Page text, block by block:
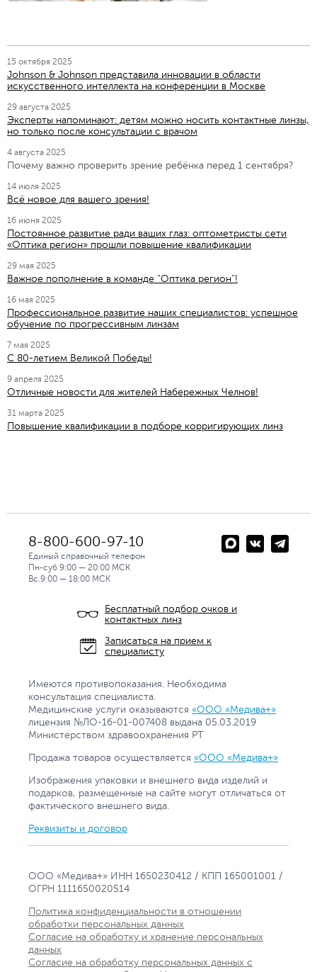
15 октября 2025
Johnson & Johnson представила инновации в области
искусственного интеллекта на конференции в Москве
29 августа 2025
Эксперты напоминают: детям можно носить контактные линзы,
но только после консультации с врачом
4 августа 2025
Почему важно проверить зрение ребёнка перед 1 сентября?
14 июля 2025
Всё новое для вашего зрения!
16 июня 2025
Постоянное развитие ради ваших глаз: оптометристы сети
«Оптика регион» прошли повышение квалификации
29 мая 2025
Важное пополнение в команде “Оптика регион”!
16 мая 2025
Профессиональное развитие наших специалистов: успешное
обучение по прогрессивным линзам
7 мая 2025
C 80-летием Великой Победы!
9 апреля 2025
Отличные новости для жителей Набережных Челнов!
31 марта 2025
Повышение квалификации в подборе корригирующих линз
8-800-600-97-10
Единый справочный телефон
Пн-суб 9:00 — 20:00 МСК
Вс.9:00 — 18:00 МСК
Бесплатный подбор очков и
контактных линз
Записаться на прием к
специалисту
Имеются противопоказания. Необходима
консультация специалиста.
Медицинские услуги оказываются «ООО «Медива+»
лицензия №ЛО-16-01-007408 выдана 05.03.2019
Министерством здравоохранения РТ
Продажа товаров осуществляется «ООО «Медива+»
Изображения упаковки и внешнего вида изделий и
подарков, размещенные на сайте могут отличаться от
фактического внешнего вида.
Реквизиты и договор
ООО «Медива+» ИНН 1650230412 / КПП 165001001 /
ОГРН 1111650020514
Политика конфиденциальности в отношении
обработки персональных данных
Согласие на обработку и хранение персональных
данных
Согласие на обработку персональных данных с